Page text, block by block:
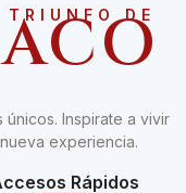
TRIUNFO DE
Inspirate a vivir
experiencia.
Rápidos